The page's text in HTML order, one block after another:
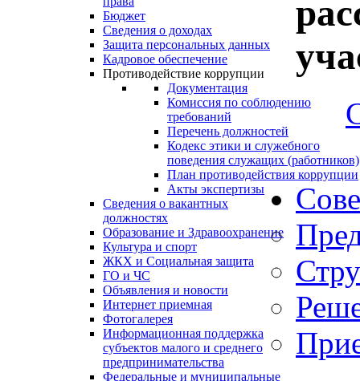
Бюджет
Сведения о доходах
Защита персональных данных
Кадровое обеспечение
Противодействие коррупции
Документация
Комиссия по соблюдению
требований
Перечень должностей
Кодекс этики и служебного
поведения служащих (работников)
План противодействия коррупции
Акты экспертизы
Сведения о вакантных
должностях
Образование и Здравоохранение
Культура и спорт
ЖКХ и Социальная защита
ГО и ЧС
Объявления и новости
Интернет приемная
Фотогалерея
Информационная поддержка
субъектов малого и среднего
предпринимательства
Федеральные и муниципальные